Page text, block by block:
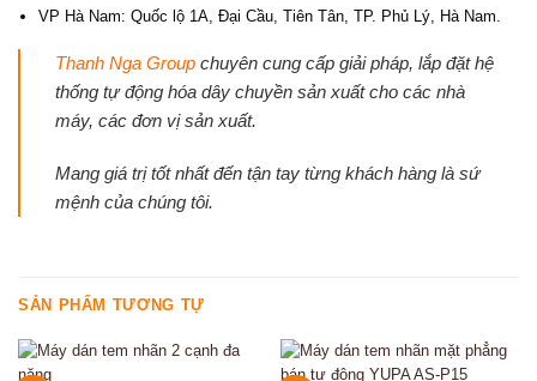
VP Hà Nam: Quốc lộ 1A, Đại Cầu, Tiên Tân, TP. Phủ Lý, Hà Nam.
Thanh Nga Group chuyên cung cấp giải pháp, lắp đặt hệ
thống tự động hóa dây chuyền sản xuất cho các nhà
máy, các đơn vị sản xuất.
Mang giá trị tốt nhất đến tận tay từng khách hàng là sứ
mệnh của chúng tôi.
SẢN PHẨM TƯƠNG TỰ